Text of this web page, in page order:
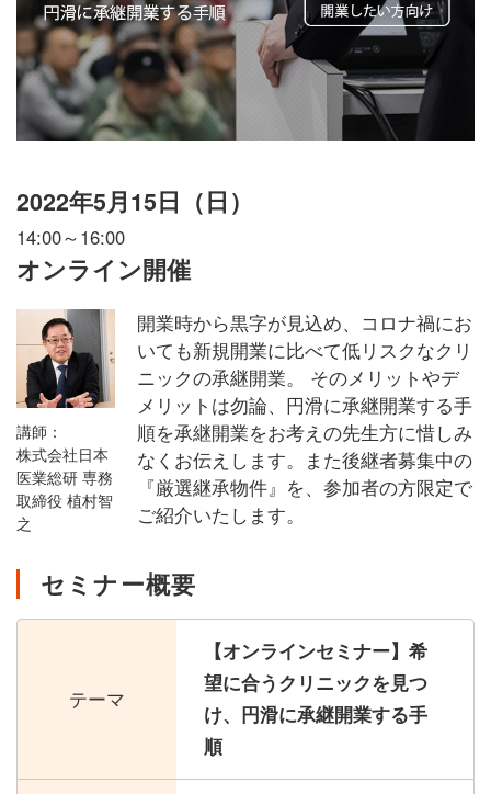
2022年5月15日（日）
14:00～16:00
オンライン開催
講師：
株式会社日本
医業総研 専務
取締役 植村智
之
開業時から黒字が見込め、コロナ禍にお
いても新規開業に比べて低リスクなクリ
ニックの承継開業。 そのメリットやデ
メリットは勿論、円滑に承継開業する手
順を承継開業をお考えの先生方に惜しみ
なくお伝えします。また後継者募集中の
『厳選継承物件』を、参加者の方限定で
ご紹介いたします。
セミナー概要
テーマ
【オンラインセミナー】希
望に合うクリニックを見つ
け、円滑に承継開業する手
順